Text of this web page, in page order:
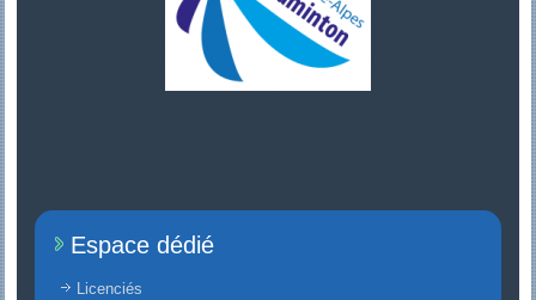
Espace dédié
Licenciés